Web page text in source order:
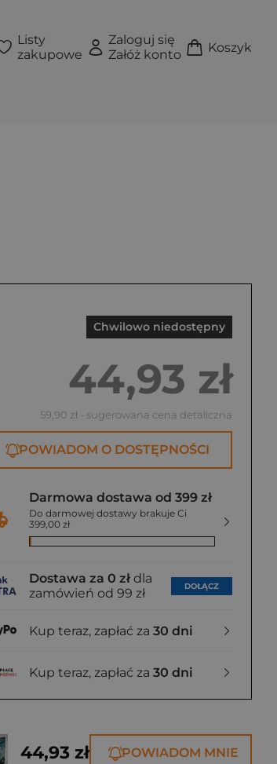
Listy
zakupowe
Zaloguj się
Załóż konto
Koszyk
Chwilowo niedostępny
44,93 zł
59,90 zł - sugerowana cena detaliczna
POWIADOM O DOSTĘPNOŚCI
Darmowa dostawa od 399 zł
Do darmowej dostawy brakuje Ci
399,00 zł
Dostawa za 0 zł dla
zamówień od 99 zł
DOŁĄCZ
Kup teraz, zapłać za 30 dni
Kup teraz, zapłać za 30 dni
44,93 zł POWIADOM MNIE